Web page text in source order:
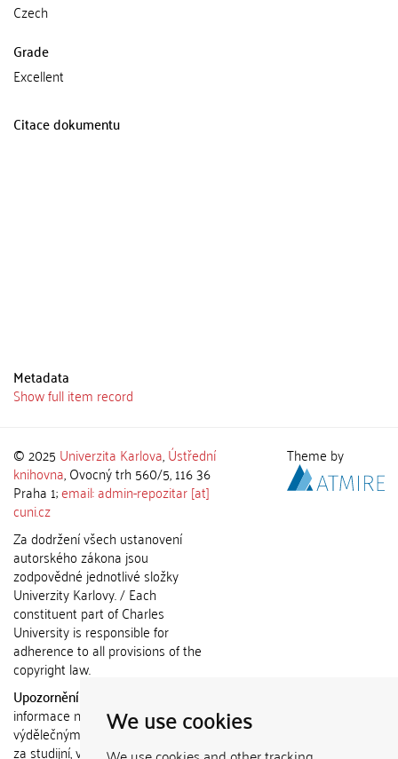
We use cookies
Czech
Grade
Excellent
Citace dokumentu
Metadata
Show full item record
© 2025 Univerzita Karlova,Ústřední
knihovna, Ovocný trh 560/5, 116 36
Praha 1;email: admin-repozitar [at]
cuni.cz
Za dodržení všech ustanovení
autorského zákona jsou
zodpovědné jednotlivé složky
Univerzity Karlovy. / Each
constituent part of Charles
University is responsible for
adherence to all provisions of the
copyright law.
Upozornění / Notice:
informace nemohou být použity k
výdělečným účelům nebo vydávány
za studijní, vědeckou nebo jinou
Theme by